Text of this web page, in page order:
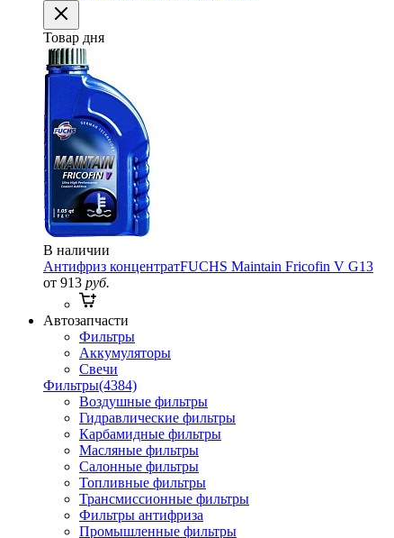
Товар дня
В наличии
Антифриз концентратFUCHS Maintain Fricofin V G13
от 913 руб.
Автозапчасти
Фильтры
Аккумуляторы
Свечи
Фильтры(4384)
Воздушные фильтры
Гидравлические фильтры
Карбамидные фильтры
Масляные фильтры
Салонные фильтры
Топливные фильтры
Трансмиссионные фильтры
Фильтры антифриза
Промышленные фильтры